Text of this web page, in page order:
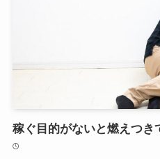
稼ぐ目的がないと燃えつき